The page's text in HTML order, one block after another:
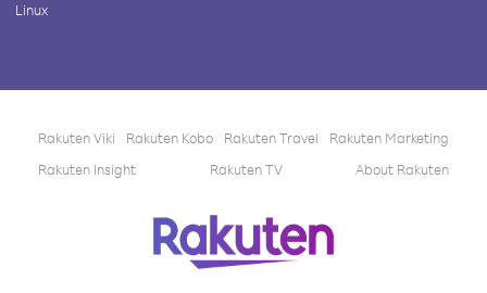
Linux
Rakuten Viki Rakuten Kobo Rakuten Travel
Rakuten Marketing
Rakuten Insight
Rakuten TV About Rakuten